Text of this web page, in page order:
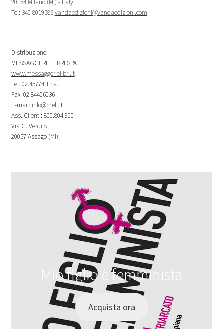
Tel: 340 8019586vandaedizioni@vandaedizioni.com
Distribuzione
MESSAGGERIE LIBRI SPA
www.messaggerielibri.it
Tel: 02.45774.1 r.a.
Fax: 02.84406036
E-mail: info@meli.it
Ass. Clienti: 800.804.900
Via G. Verdi 8
20057 Assago (MI)
Mio figlio è femminista
Acquista ora